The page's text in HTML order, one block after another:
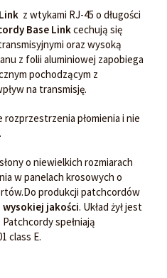
z wtykami RJ-45 o długości
Base Linkcechują się
oraz wysoką
z folii aluminiowej zapobiega
pochodzącym z
na transmisję.
rozprzestrzenia płomienia i nie
o niewielkich rozmiarach
w panelach krosowych o
produkcji patchcordów
wysokiej jakości. Układ żył jest
spełniają
class E.